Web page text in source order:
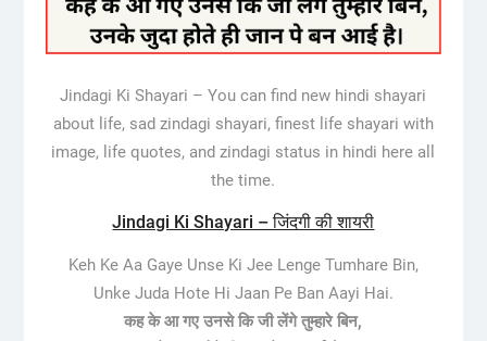
Jindagi Ki Shayari – You can find new hindi shayari
about life, sad zindagi shayari, finest life shayari with
image, life quotes, and zindagi status in hindi here all
the time.
Jindagi Ki Shayari – जिंदगी की शायरी
Keh Ke Aa Gaye Unse Ki Jee Lenge Tumhare Bin,
Unke Juda Hote Hi Jaan Pe Ban Aayi Hai.
कह के आ गए उनसे कि जी लेंगे तुम्हारे बिन,